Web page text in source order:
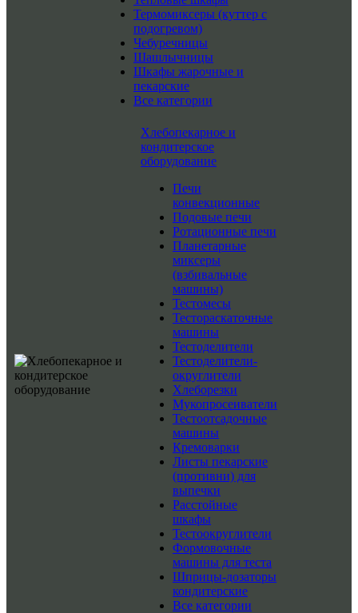
Термомиксеры (куттер с
подогревом)
Чебуречницы
Шашлычницы
Шкафы жарочные и
пекарские
Все категории
Хлебопекарное и
кондитерское
оборудование
Печи
конвекционные
Подовые печи
Ротационные печи
Планетарные
миксеры
(взбивальные
машины)
Тестомесы
Тестораскаточные
машины
Тестоделители
Тестоделители-
округлители
Хлеборезки
Мукопросеиватели
Тестоотсадочные
машины
Кремоварки
Листы пекарские
(противни) для
выпечки
Расстойные
шкафы
Тестоокруглители
Формовочные
машины для теста
Шприцы-дозаторы
кондитерские
Все категории